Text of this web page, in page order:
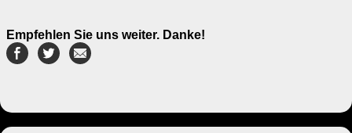
Empfehlen Sie uns weiter. Danke!